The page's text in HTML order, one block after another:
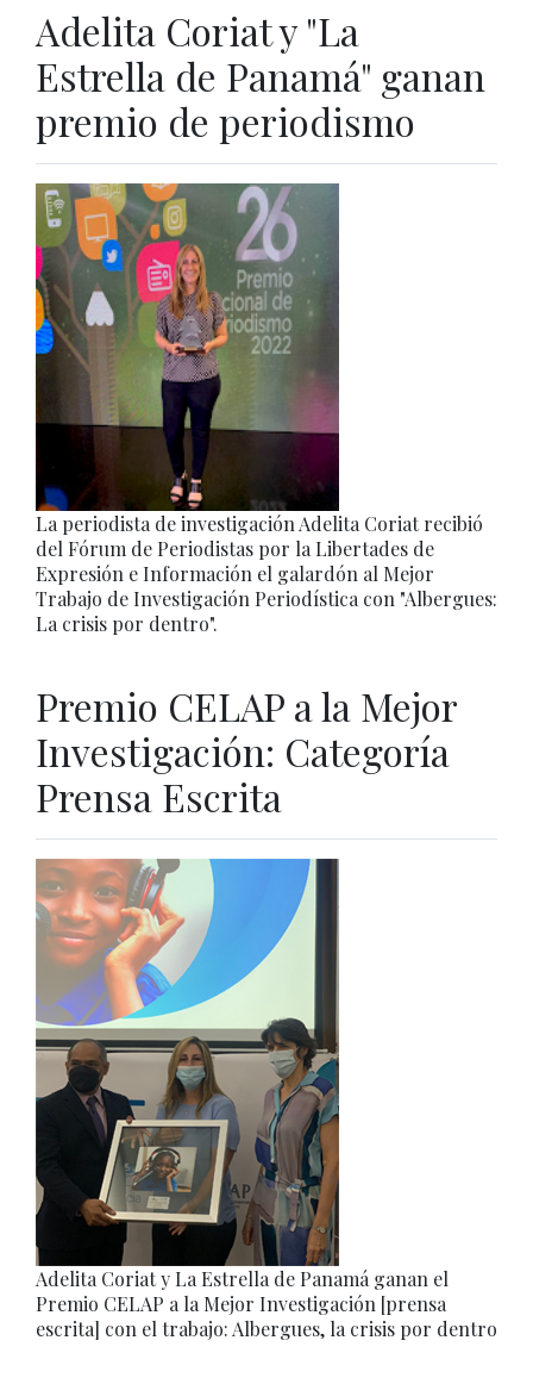
Adelita Coriat y "La
Estrella de Panamá" ganan
premio de periodismo
La periodista de investigación Adelita Coriat recibió
del Fórum de Periodistas por la Libertades de
Expresión e Información el galardón al Mejor
Trabajo de Investigación Periodística con "Albergues:
La crisis por dentro".
Premio CELAP a la Mejor
Investigación: Categoría
Prensa Escrita
Adelita Coriat y La Estrella de Panamá ganan el
Premio CELAP a la Mejor Investigación [prensa
escrita] con el trabajo: Albergues, la crisis por dentro